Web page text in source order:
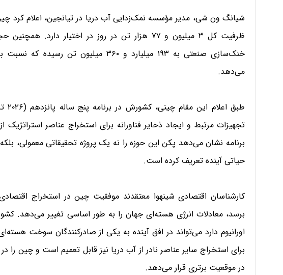
ظرفیت کل ۳ میلیون و ۷۷ هزار تن در روز در اختیار
می‌دهد.
تجهیزات مرتبط و ایجاد ذخایر فناورانه برای استخراج عناصر استراتژیک
برنامه نشان می‌دهد پکن این حوزه را نه یک پروژه تحقیقاتی معمولی،
حیاتی آینده تعریف کرده است.
کارشناسان اقتصادی شینهوا معتقدند موفقیت چین در استخراج اقتصادی
برسد، معادلات انرژی هسته‌ای جهان را به طور اساسی تغییر می‌دهد.
اورانیوم دارد می‌تواند در افق آینده به یکی از صادرکنندگان سوخت
برای استخراج سایر عناصر نادر از آب دریا نیز قابل تعمیم است و چین را
در موقعیت برتری قرار می‌دهد.